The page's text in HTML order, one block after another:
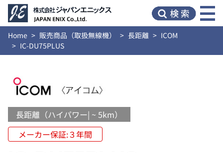
Home 販売商品（取扱無線機） 長距離
ICOM
IC-DU75PLUS
長距離（ハイパワー| ~ 5km）
メーカー保証:３年間